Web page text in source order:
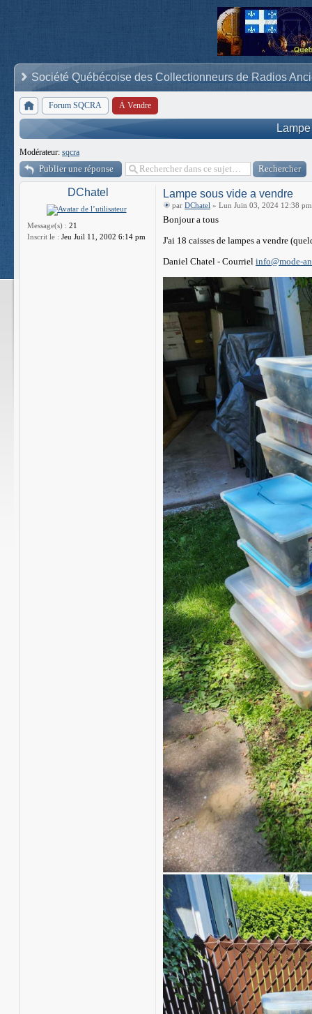
Société Québécoise des Collectionneurs de Radios
Forum SQCRA À Vendre
Modérateur: sqcra
Publier une réponse
DChatel
Message(s) : 21
Inscrit le : Jeu Juil 11, 2002 6:14 pm
Lampe sous vide a vendre
par DChatel » Lun Juin 03, 2024 12:38 pm
Bonjour a tous
J'ai 18 caisses de lampes a vendre
Daniel Chatel - Courriel info@mode-